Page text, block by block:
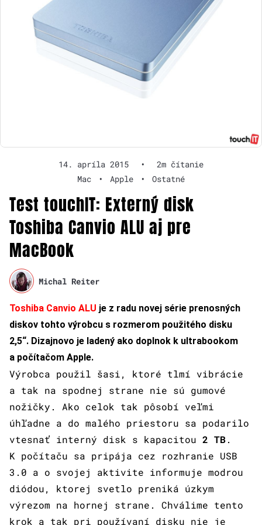
14. apríla 2015 •
2m čítanie
Mac
• Apple • Ostatné
Test touchIT: Externý disk
Toshiba Canvio ALU aj pre
MacBook
Michal Reiter
Toshiba Canvio ALU je z radu novej série prenosných
diskov tohto výrobcu s rozmerom použitého disku
2,5“. Dizajnovo je ladený ako doplnok k ultrabookom
a počítačom Apple.
Výrobca použil šasi, ktoré tlmí vibrácie
a tak na spodnej strane nie sú gumové
nožičky. Ako celok tak pôsobí veľmi
úhľadne a do malého priestoru sa podarilo
vtesnať interný disk s kapacitou 2 TB.
K počítaču sa pripája cez rozhranie USB
3.0 a o svojej aktivite informuje modrou
diódou, ktorej svetlo preniká úzkym
výrezom na hornej strane. Chválime tento
krok a tak pri používaní disku nie je